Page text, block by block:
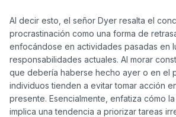
Al decir esto, el señor Dyer resalta el
procrastinación como una forma de
enfocándose en actividades pasadas en
responsabilidades actuales. Al morar
que debería haberse hecho ayer o en el
individuos tienden a evitar tomar acción
presente. Esencialmente, enfatiza cómo
implica una tendencia a priorizar tareas